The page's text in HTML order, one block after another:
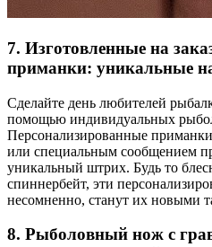
7. Изготовленные на
приманки: уникальные
Сделайте день любителей
помощью индивидуальных
Персонализированные
или специальным сообщением
уникальный штрих. Будь то
спиннербейт, эти
несомненно, станут их новыми
8. Рыболовный нож с